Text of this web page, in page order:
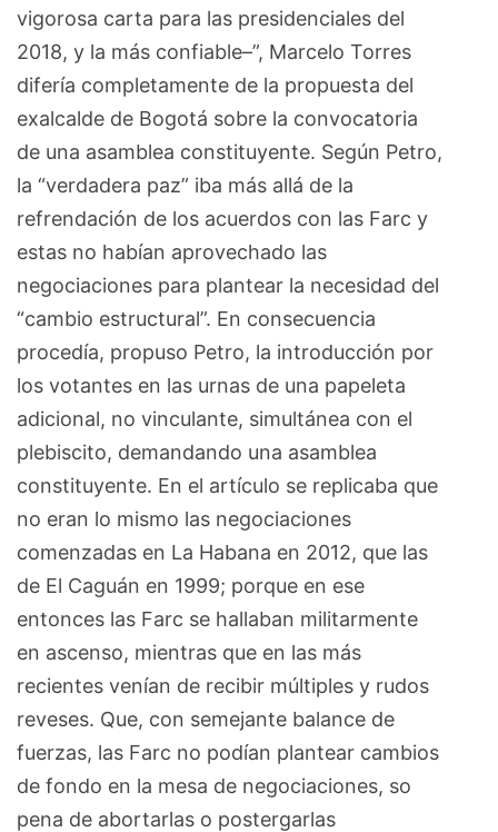
vigorosa carta para las presidenciales del
2018, y la más confiable–”, Marcelo Torres
difería completamente de la propuesta del
exalcalde de Bogotá sobre la convocatoria
de una asamblea constituyente. Según Petro,
la “verdadera paz” iba más allá de la
refrendación de los acuerdos con las Farc y
estas no habían aprovechado las
negociaciones para plantear la necesidad del
“cambio estructural”. En consecuencia
procedía, propuso Petro, la introducción por
los votantes en las urnas de una papeleta
adicional, no vinculante, simultánea con el
plebiscito, demandando una asamblea
constituyente. En el artículo se replicaba que
no eran lo mismo las negociaciones
comenzadas en La Habana en 2012, que las
de El Caguán en 1999; porque en ese
entonces las Farc se hallaban militarmente
en ascenso, mientras que en las más
recientes venían de recibir múltiples y rudos
reveses. Que, con semejante balance de
fuerzas, las Farc no podían plantear cambios
de fondo en la mesa de negociaciones, so
pena de abortarlas o postergarlas